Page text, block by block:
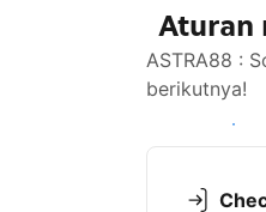
Aturan
ASTRA88 :
berikutnya!
Lihat